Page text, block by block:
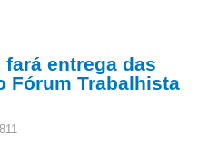
fará entrega das
Fórum Trabalhista